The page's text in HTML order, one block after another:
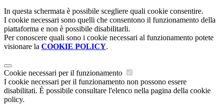
In questa schermata è possibile scegliere quali cookie consentire.
I cookie necessari sono quelli che consentono il funzionamento della
piattaforma e non è possibile disabilitarli.
Per conoscere quali sono i cookie necessari al funzionamento potete
visionare la COOKIE POLICY.
Cookie necessari per il funzionamento
I cookie necessari per il funzionamento non possono essere
disabilitati. È possibile consultare l'elenco nella pagina della cookie
policy.